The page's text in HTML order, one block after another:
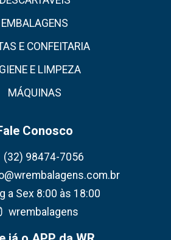
EMBALAGENS
E CONFEITARIA
E LIMPEZA
MÁQUINAS
Conosco
(32) 98474-7056
a Sex 8:00 às 18:00
wrembalagens